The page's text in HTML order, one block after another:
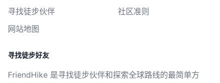
寻找徒步伙伴
网站地图
社区准则
寻找徒步好友
FriendHike 是寻找徒步伙伴和探索全球路线的最简单方